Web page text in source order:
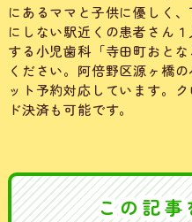
にあるママと子供に優しく
にしない駅近くの患者さん
する小児歯科「寺田町おと
ください。阿倍野区源ヶ橋
ット予約対応しています。
ド決済も可能です。
この記